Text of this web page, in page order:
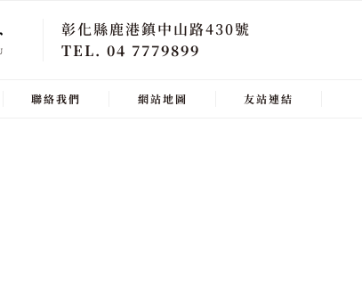
彰化縣鹿港鎮中山路430號
TEL. 04 7779899
聯絡我們 網站地圖 友站連結